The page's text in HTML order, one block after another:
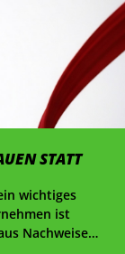
STATT
wichtiges
ist
Nachweisen,